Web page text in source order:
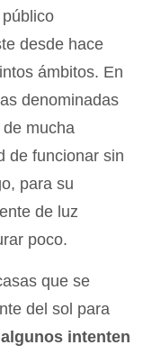
desde hace
ámbitos. En
denominadas
mucha
de funcionar sin
para su
de luz
poco.
que se
del sol para
intenten